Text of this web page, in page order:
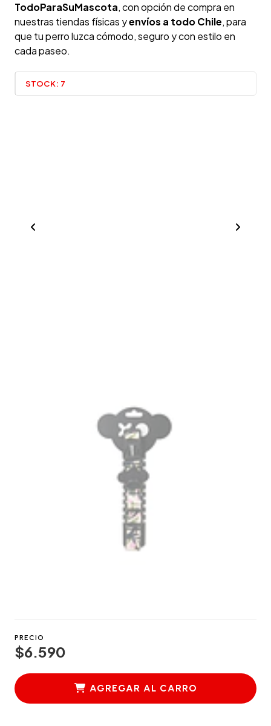
TodoParaSuMascota, con opción de compra en
nuestras tiendas físicas yenvíos a todo Chile, para
que tu perro luzca cómodo, seguro y con estilo en
cada paseo.
STOCK: 7
PRECIO
$6.590
AGREGAR AL CARRO